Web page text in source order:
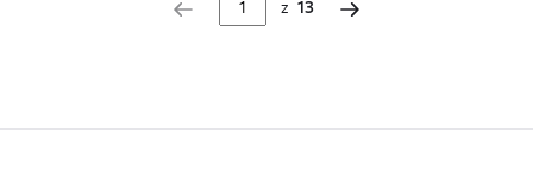
z 13